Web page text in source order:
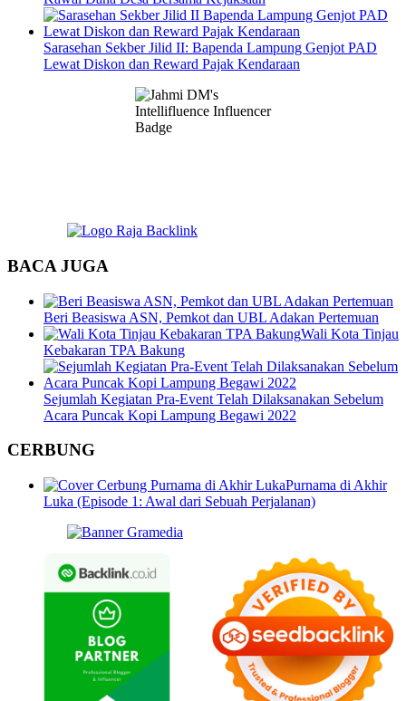
Sarasehan Sekber Jilid II: Bapenda Lampung Genjot PAD
Lewat Diskon dan Reward Pajak Kendaraan
BACA JUGA
Beri Beasiswa ASN, Pemkot dan UBL Adakan Pertemuan
Wali Kota Tinjau
Kebakaran TPA Bakung
Sejumlah Kegiatan Pra-Event Telah Dilaksanakan Sebelum
Acara Puncak Kopi Lampung Begawi 2022
CERBUNG
Purnama di Akhir
Luka (Episode 1: Awal dari Sebuah Perjalanan)